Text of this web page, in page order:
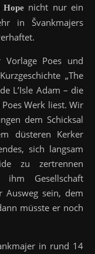
Hope nicht nur ein
in Švankmajers
Poes und
„The
L’Isle Adam – die
Werk liest. Wir
dem Schicksal
düsteren Kerker
sich langsam
zu zertrennen
Gesellschaft
Ausweg sein, dem
müsste er noch
in rund 14